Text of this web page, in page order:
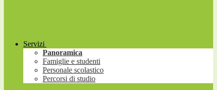
Servizi
Panoramica
Famiglie e studenti
Personale scolastico
Percorsi di studio